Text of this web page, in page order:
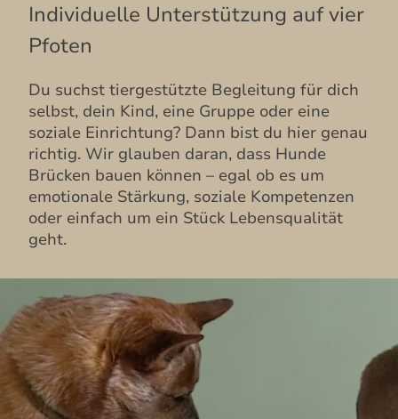
Individuelle Unterstützung auf vier
Pfoten
Du suchst tiergestützte Begleitung für dich
selbst, dein Kind, eine Gruppe oder eine
soziale Einrichtung? Dann bist du hier genau
richtig. Wir glauben daran, dass Hunde
Brücken bauen können – egal ob es um
emotionale Stärkung, soziale Kompetenzen
oder einfach um ein Stück Lebensqualität
geht.